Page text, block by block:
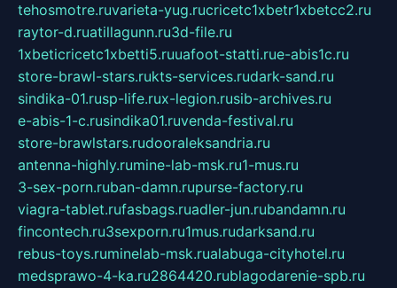
tehosmotre.ruvarieta-yug.rucricetc1xbetr1xbetcc2.ru
raytor-d.ruatillagunn.ru3d-file.ru
1xbeticricetc1xbetti5.ruuafoot-statti.rue-abis1c.ru
store-brawl-stars.rukts-services.rudark-sand.ru
sindika-01.rusp-life.rux-legion.rusib-archives.ru
e-abis-1-c.rusindika01.ruvenda-festival.ru
store-brawlstars.rudooraleksandria.ru
antenna-highly.rumine-lab-msk.ru1-mus.ru
3-sex-porn.ruban-damn.rupurse-factory.ru
viagra-tablet.rufasbags.ruadler-jun.rubandamn.ru
fincontech.ru3sexporn.ru1mus.rudarksand.ru
rebus-toys.ruminelab-msk.rualabuga-cityhotel.ru
medsprawo-4-ka.ru2864420.rublagodarenie-spb.ru